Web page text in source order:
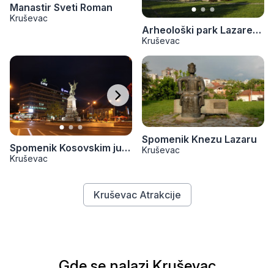
Manastir Sveti Roman
Kruševac
Arheološki park Lazarev grad
Kruševac
Spomenik Kosovskim junacima
Kruševac
Spomenik Knezu Lazaru
Kruševac
Kruševac Atrakcije